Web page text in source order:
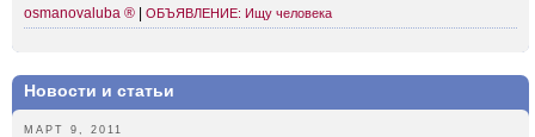
osmanovaluba ® ОБЪЯВЛЕНИЕ: Ищу человека
Новости и статьи
МАРТ 9, 2011